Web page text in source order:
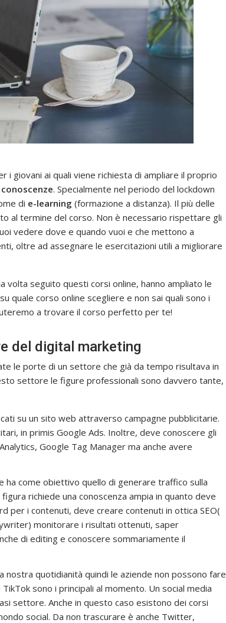
giovani ai quali viene richiesta di ampliare il proprio
. Specialmente nel periodo del lockdown
di e-learning (formazione a distanza). Il più delle
al termine del corso. Non è necessario rispettare gli
vedere dove e quando vuoi e che mettono a
oltre ad assegnare le esercitazioni utili a migliorare
seguito questi corsi online, hanno ampliato le
quale corso online scegliere e non sai quali sono i
a trovare il corso perfetto per te!
del digital marketing
le porte di un settore che già da tempo risultava in
settore le figure professionali sono davvero tante,
su un sito web attraverso campagne pubblicitarie.
in primis Google Ads. Inoltre, deve conoscere gli
Google Tag Manager ma anche avere
ha come obiettivo quello di generare traffico sulla
richiede una conoscenza ampia in quanto deve
per i contenuti, deve creare contenuti in ottica SEO(
monitorare i risultati ottenuti, saper
di editing e conoscere sommariamente il
nostra quotidianità quindi le aziende non possono fare
sono i principali al momento. Un social media
settore. Anche in questo caso esistono dei corsi
social. Da non trascurare è anche Twitter,